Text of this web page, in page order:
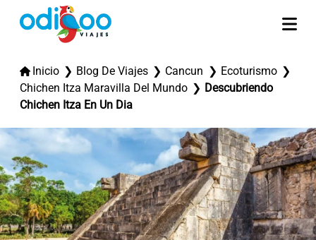
Inicio Blog De Viajes Cancun
Ecoturismo
Chichen Itza Maravilla Del Mundo
Descubriendo
Chichen Itza En Un Dia